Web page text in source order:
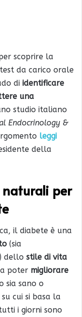
scoprire la
da carico orale
di identificare
una
studio italiano
Endocrinology &
leggi
della
per
il diabete è una
(sia
dello stile di vita
poter migliorare
sia sano o
su cui si basa la
i giorni sono